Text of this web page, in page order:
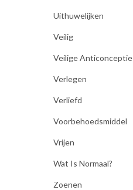
Uithuwelijken
Veilig
Veilige Anticonceptie
Verlegen
Verliefd
Voorbehoedsmiddel
Vrijen
Wat Is Normaal?
Zoenen